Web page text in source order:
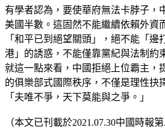
有學者認為，要使華府無法卡脖子，
美國半數。這固然不能繼續依賴外資
「和平已到絕望關頭」，絕不能「
港」的誘惑，不能僅靠黨紀與法制約
就這一點來看，中國拒絕上位霸主，
的俱樂部式國際秩序，不僅是理性抉
「夫唯不爭，天下莫能與之爭。」
（本文已刊載於2021.07.30中國時報